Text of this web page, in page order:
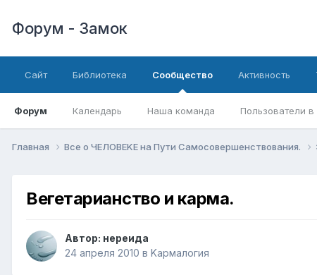
Форум - Замок
Сайт Библиотека Сообщество
Форум Календарь Наша команда Пользователи в
Активность
Главная Все о ЧЕЛОВЕKЕ на Пути Самосовершенствования.
Вегетарианство и карма.
Автор: нереида
24 апреля 2010 в Kармалогия